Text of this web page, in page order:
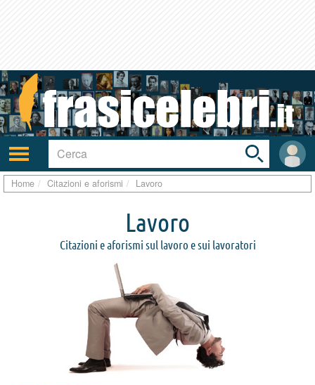
Attiva/disattiva
navigazione
User
area
Toggle
search
bar
Home Citazioni e aforismi Lavoro
Lavoro
Citazioni e aforismi sul lavoro e sui lavoratori